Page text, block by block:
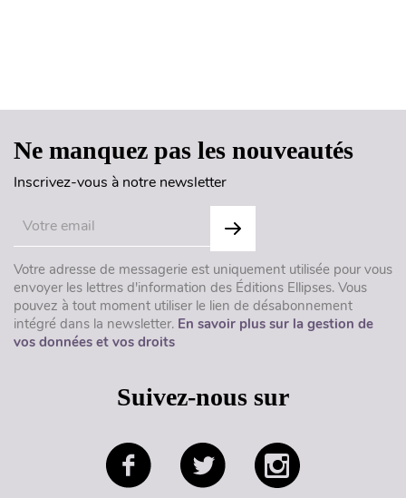
Ne manquez pas les nouveautés
Inscrivez-vous à notre newsletter
Votre adresse de messagerie est uniquement utilisée pour vous
envoyer les lettres d'information des Éditions Ellipses. Vous
pouvez à tout moment utiliser le lien de désabonnement
intégré dans la newsletter. En savoir plus sur la gestion de
vos données et vos droits
Suivez-nous sur